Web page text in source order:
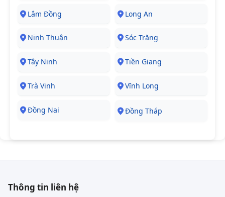
Lâm Đồng Long An
Ninh Thuận Sóc Trăng
Tây Ninh Tiền Giang
Trà Vinh Vĩnh Long
Đồng Nai Đồng Tháp
Thông tin liên hệ